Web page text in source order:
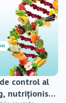
control al
nutriționist